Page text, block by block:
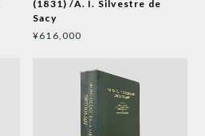
(1831) /A. I. Silvestre de
Sacy
¥616,000